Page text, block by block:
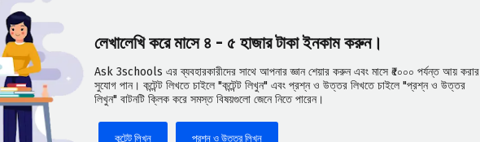
লেখালেখি করে মাসে ৪ - ৫ হাজার টাকা ইনকাম করুন।
Ask 3schools এর ব্যবহারকারীদের সাথে আপনার জ্ঞান শেয়ার করুন এবং মাসে ₹৫০০০ পর্যন্ত আয় করার
সুযোগ পান। কন্টেন্ট লিখতে চাইলে "কন্টেন্ট লিখুন" এবং প্রশ্ন ও উত্তর লিখতে চাইলে "প্রশ্ন ও উত্তর
লিখুন" বাটনটি ক্লিক করে সমস্ত বিষয়গুলো জেনে নিতে পারেন।
কন্টেন্ট লিখুন প্রশ্ন ও উত্তর লিখুন